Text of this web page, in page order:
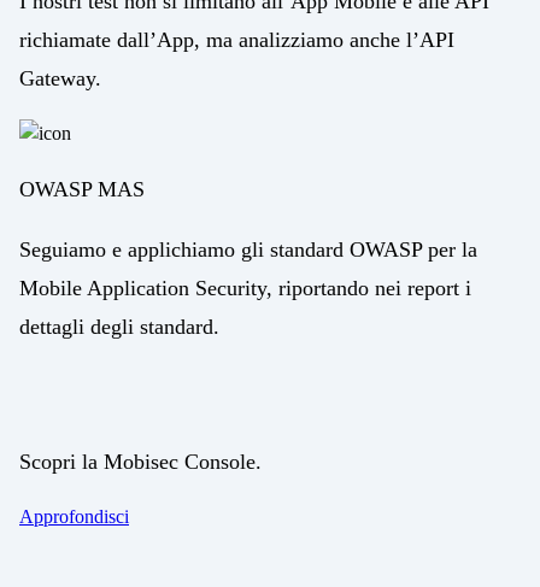
richiamate dall’App, ma analizziamo anche l’API
Gateway.
OWASP MAS
Seguiamo e applichiamo gli standard OWASP per la
Mobile Application Security, riportando nei report i
dettagli degli standard.
Scopri la Mobisec Console.
Approfondisci